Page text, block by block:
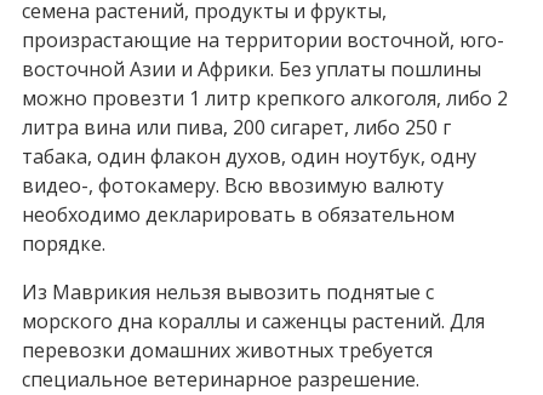
семена растений, продукты и фрукты,
произрастающие на территории восточной, юго-
восточной Азии и Африки. Без уплаты пошлины
можно провезти 1 литр крепкого алкоголя, либо 2
литра вина или пива, 200 сигарет, либо 250 г
табака, один флакон духов, один ноутбук, одну
видео-, фотокамеру. Всю ввозимую валюту
необходимо декларировать в обязательном
порядке.
Из Маврикия нельзя вывозить поднятые с
морского дна кораллы и саженцы растений. Для
перевозки домашних животных требуется
специальное ветеринарное разрешение.